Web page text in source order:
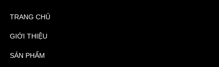
TRANG CHỦ
GIỚI THIỆU
SẢN PHẨM